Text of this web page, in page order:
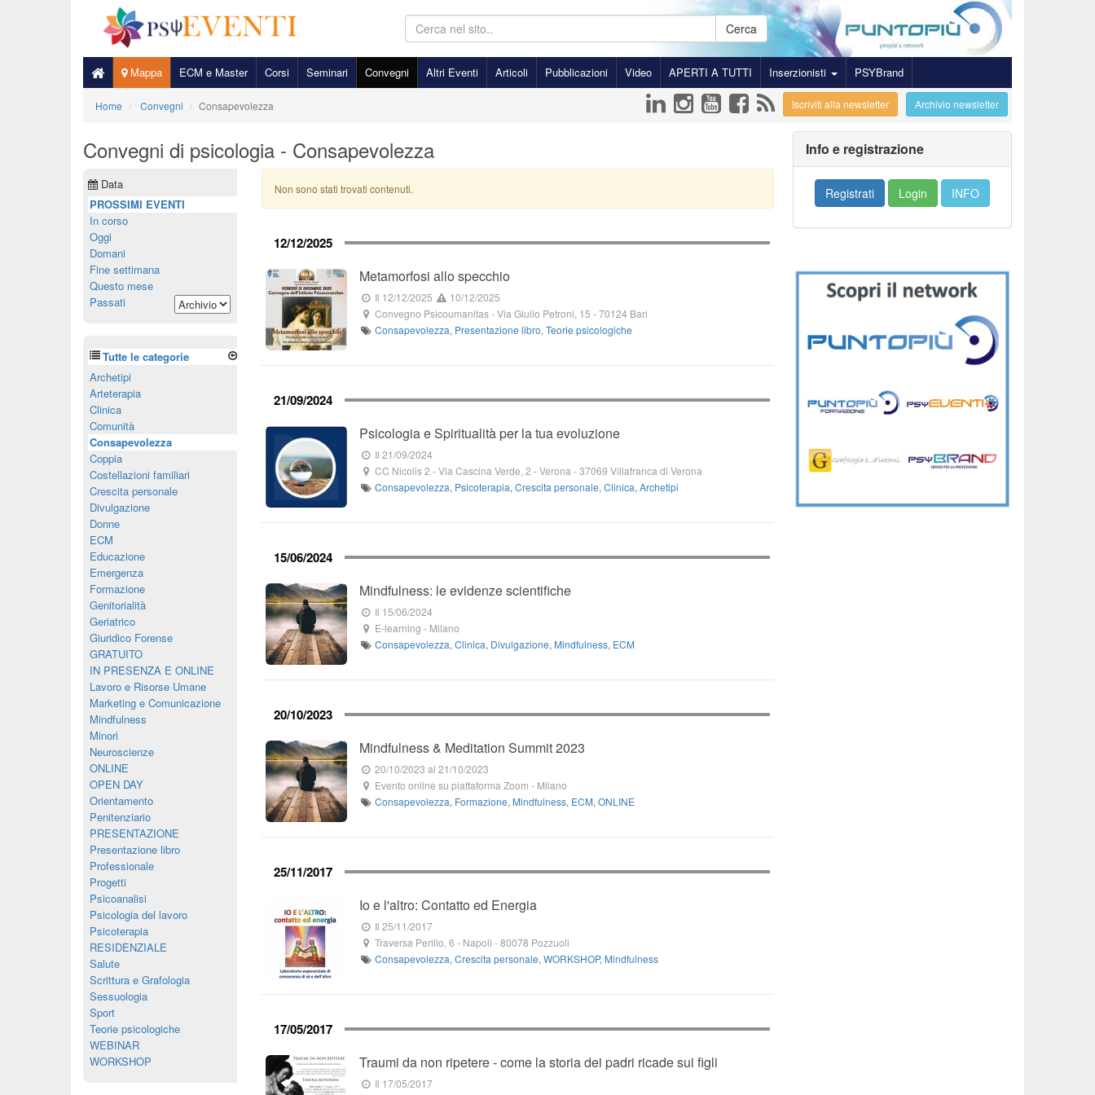
Cerca
Mappa ECM e Master Corsi Seminari Convegni Altri Eventi Articoli Pubblicazioni Video APERTI A TUTTI Inserzionisti PSYBrand
Home Convegni Consapevolezza Archivio newsletter
Iscriviti alla newsletter
Convegni di psicologia - Consapevolezza
Non sono stati trovati contenuti.
12/12/2025
Metamorfosi allo specchio
Il 12/12/2025
10/12/2025
Convegno Psicoumanitas-Via Giulio Petroni, 15 -70124 Bari
Consapevolezza, Presentazione libro, Teorie psicologiche
21/09/2024
Psicologia e Spiritualità per la tua evoluzione
Il 21/09/2024
CC Nicolis 2 -Via Cascina Verde, 2 - Verona -37069 Villafranca di Verona
Consapevolezza, Psicoterapia, Crescita personale, Clinica, Archetipi
15/06/2024
Mindfulness: le evidenze scientifiche
Il 15/06/2024
E-learning - Milano
Consapevolezza, Clinica, Divulgazione, Mindfulness, ECM
20/10/2023
Mindfulness & Meditation Summit 2023
20/10/2023 al 21/10/2023
Evento online su piattaforma Zoom - Milano
Consapevolezza, Formazione, Mindfulness, ECM, ONLINE
25/11/2017
Io e l'altro: Contatto ed Energia
Il 25/11/2017
Traversa Perillo, 6 - Napoli -80078 Pozzuoli
Consapevolezza, Crescita personale, WORKSHOP, Mindfulness
17/05/2017
Traumi da non ripetere - come la storia dei padri ricade sui figli
Il 17/05/2017
Data
PROSSIMI EVENTI
In corso
Oggi
Domani
Fine settimana
Questo mese
Passati
Tutte le categorie
Archetipi
Arteterapia
Clinica
Comunità
Consapevolezza
Coppia
Costellazioni familiari
Crescita personale
Divulgazione
Donne
ECM
Educazione
Emergenza
Formazione
Genitorialità
Geriatrico
Giuridico Forense
GRATUITO
IN PRESENZA E ONLINE
Lavoro e Risorse Umane
Marketing e Comunicazione
Mindfulness
Minori
Neuroscienze
ONLINE
OPEN DAY
Orientamento
Penitenziario
PRESENTAZIONE
Presentazione libro
Professionale
Progetti
Psicoanalisi
Psicologia del lavoro
Psicoterapia
RESIDENZIALE
Salute
Scrittura e Grafologia
Sessuologia
Sport
Teorie psicologiche
WEBINAR
WORKSHOP
Info e registrazione
Registrati Login INFO